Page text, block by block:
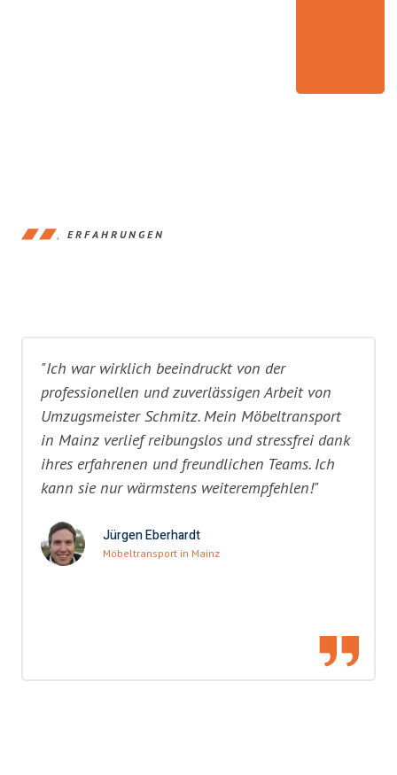
ERFAHRUNGEN
"Ich war wirklich beeindruckt von der
professionellen und zuverlässigen Arbeit von
Umzugsmeister Schmitz. Mein Möbeltransport
in Mainz verlief reibungslos und stressfrei dank
ihres erfahrenen und freundlichen Teams. Ich
kann sie nur wärmstens weiterempfehlen!"
Jürgen Eberhardt
Möbeltransport in Mainz